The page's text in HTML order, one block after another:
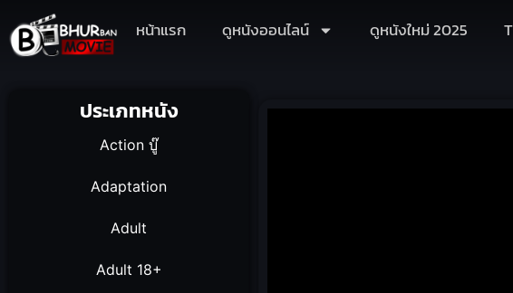
หน้าแรก ดูหนังออนไลน์ ดูหนังใหม่ 2025
ประเภทหนัง
Action บู๊
Adaptation
Adult
Adult 18+